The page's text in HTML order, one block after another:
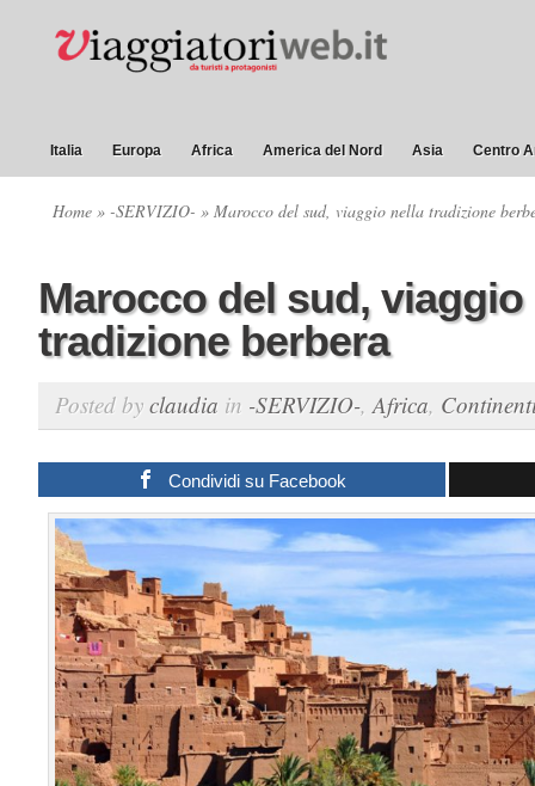
Italia Europa Africa America del Nord Asia Centro
Home » -SERVIZIO- » Marocco del sud, viaggio nella tradizione
Marocco del sud, viaggio
tradizione berbera
Posted by claudia in -SERVIZIO-,Africa,
Condividi su Facebook